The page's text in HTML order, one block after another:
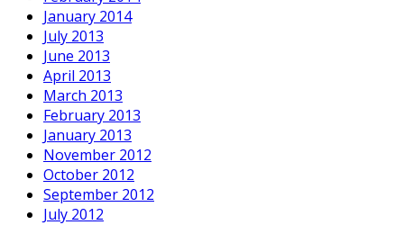
January 2014
July 2013
June 2013
April 2013
March 2013
February 2013
January 2013
November 2012
October 2012
September 2012
July 2012